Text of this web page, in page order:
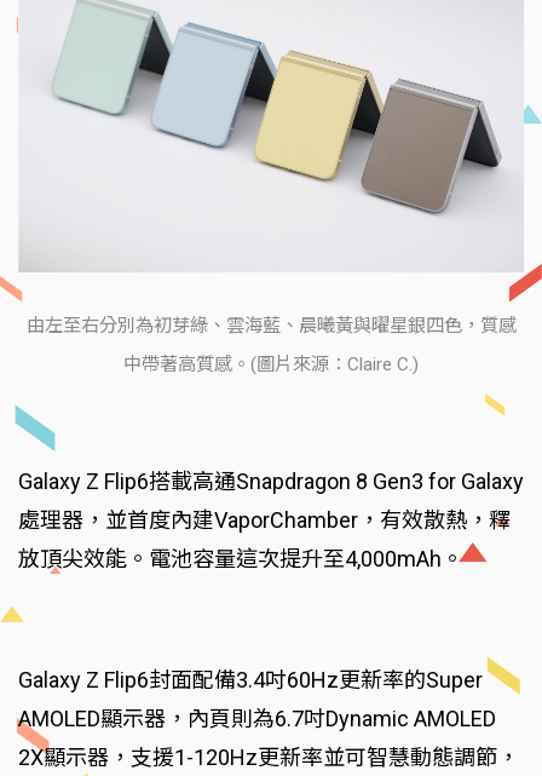
由左至右分別為初芽綠、雲海藍、晨曦黃與曜星銀四色，質感
中帶著高質感。(圖片來源：Claire C.)
Galaxy Z Flip6搭載高通Snapdragon 8 Gen3 for Galaxy
處理器，並首度內建VaporChamber，有效散熱，釋
放頂尖效能。電池容量這次提升至4,000mAh。
Galaxy Z Flip6封面配備3.4吋60Hz更新率的Super
AMOLED顯示器，內頁則為6.7吋Dynamic AMOLED
2X顯示器，支援1-120Hz更新率並可智慧動態調節，